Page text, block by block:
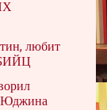
любит
Юджина